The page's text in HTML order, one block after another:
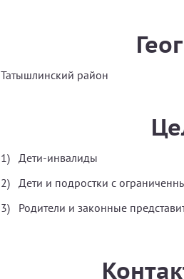
Татышлинский район
Дети-инвалиды
Дети и подростки с
Родители и законные